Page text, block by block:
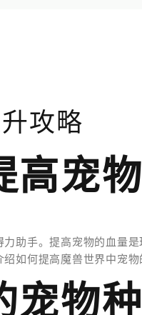
攻略
高宠
助手。提高宠物的血量
如何提高魔兽世界中宠物
宠物